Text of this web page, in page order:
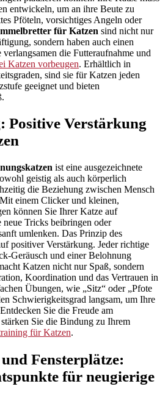
entwickeln, um an ihre Beute zu
Pföteln, vorsichtiges Angeln oder
für Katzen sind nicht nur
sondern haben auch einen
die Futteraufnahme und
Katzen vorbeugen. Erhältlich in
sind sie für Katzen jeden
geeignet und bieten
Positive Verstärkung
ist eine ausgezeichnete
geistig als auch körperlich
die Beziehung zwischen Mensch
einem Clicker und kleinen,
können Sie Ihrer Katze auf
Tricks beibringen oder
umlenken. Das Prinzip des
positiver Verstärkung. Jeder richtige
Geräusch und einer Belohnung
Katzen nicht nur Spaß, sondern
Koordination und das Vertrauen in
Übungen, wie „Sitz“ oder „Pfote
Schwierigkeitsgrad langsam, um Ihre
Sie die Freude am
Sie die Bindung zu Ihrem
für Katzen.
Fensterplätze:
für neugierige